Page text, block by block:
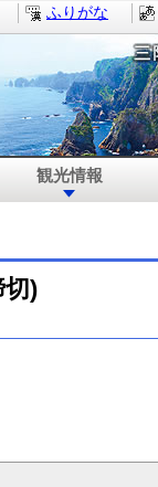
ふりがな
観光情報
)